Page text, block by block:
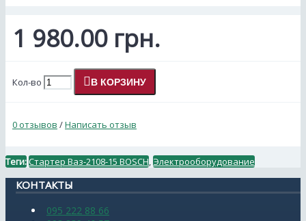
1 980.00 грн.
Кол-во В КОРЗИНУ
0 отзывов /Написать отзыв
Теги:Стартер Ваз-2108-15 BOSCH Электрооборудование
КОНТАКТЫ
095 222 88 66